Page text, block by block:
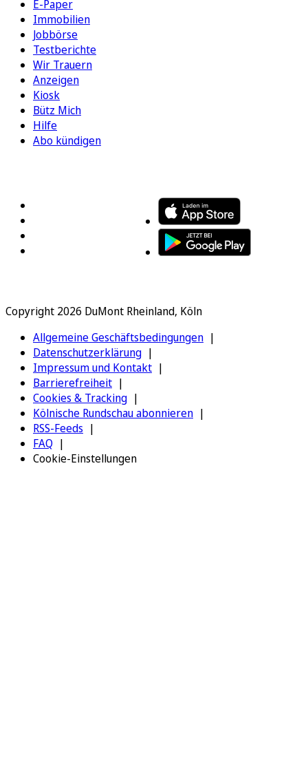
E-Paper
Immobilien
Jobbörse
Testberichte
Wir Trauern
Anzeigen
Kiosk
Bütz Mich
Hilfe
Abo kündigen
Copyright 2026 DuMont Rheinland, Köln
Allgemeine Geschäftsbedingungen
Datenschutzerklärung
Impressum und Kontakt
Barrierefreiheit
Cookies & Tracking
Kölnische Rundschau abonnieren
RSS-Feeds
FAQ
Cookie-Einstellungen